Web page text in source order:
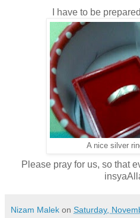
I have to be
A nice silver
Please pray for us, so that
Nizam Malek on Saturday,